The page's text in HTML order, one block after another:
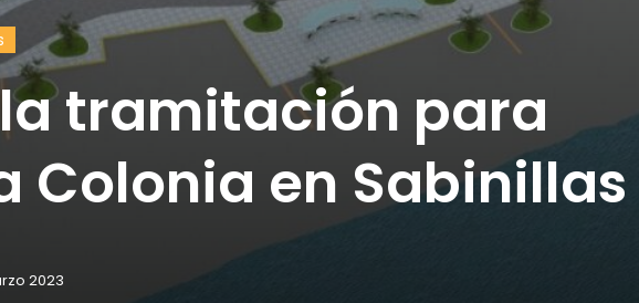
tramitación para
Colonia en Sabinillas
2023